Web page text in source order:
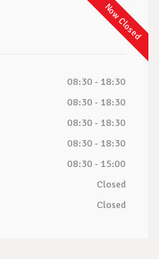
Now Closed
08:30 - 18:30
08:30 - 18:30
08:30 - 18:30
08:30 - 18:30
08:30 - 15:00
Closed
Closed